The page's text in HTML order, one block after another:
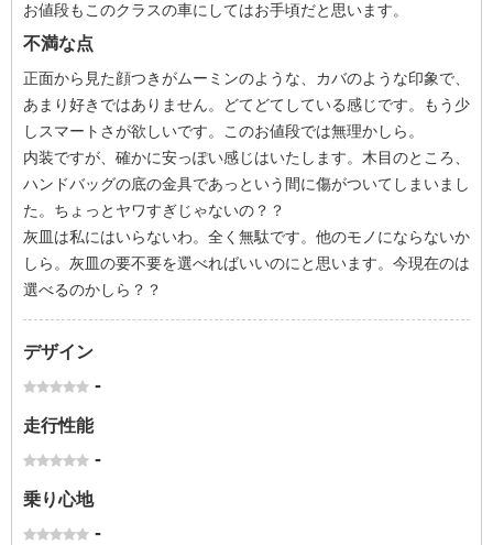
お値段もこのクラスの車にしてはお手頃だと思います。
不満な点
正面から見た顔つきがムーミンのような、カバのような印象で、
あまり好きではありません。どてどてしている感じです。もう少
しスマートさが欲しいです。このお値段では無理かしら。
内装ですが、確かに安っぽい感じはいたします。木目のところ、
ハンドバッグの底の金具であっという間に傷がついてしまいまし
た。ちょっとヤワすぎじゃないの？？
灰皿は私にはいらないわ。全く無駄です。他のモノにならないか
しら。灰皿の要不要を選べればいいのにと思います。今現在のは
選べるのかしら？？
デザイン
-
走行性能
-
乗り心地
-